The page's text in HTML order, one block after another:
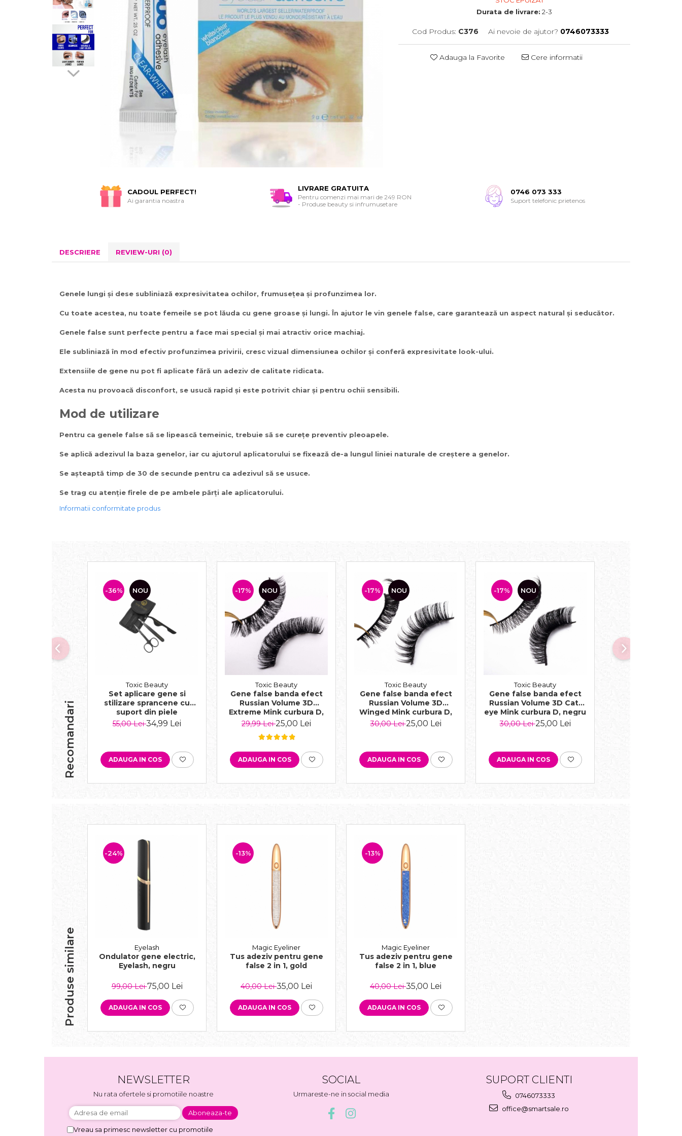
Durata de livrare: 2-3
Cod Produs: C376 Ai nevoie de ajutor? 0746073333
Adauga la Favorite Cere informatii
CADOUL PERFECT!
Ai garantia noastra
LIVRARE GRATUITA
Pentru comenzi mai mari de 249 RON
- Produse beauty si infrumusetare
0746 073 333
Suport telefonic prietenos
DESCRIERE REVIEW-URI (0)
Genele lungi și dese subliniază expresivitatea ochilor, frumusețea și profunzimea lor.
Cu toate acestea, nu toate femeile se pot lăuda cu gene groase și lungi. În ajutor le vin genele false, care garantează un aspect natural și seducător.
Genele false sunt perfecte pentru a face mai special și mai atractiv orice machiaj.
Ele subliniază în mod efectiv profunzimea privirii, cresc vizual dimensiunea ochilor și conferă expresivitate look-ului.
Extensiile de gene nu pot fi aplicate fără un adeziv de calitate ridicata.
Acesta nu provoacă disconfort, se usucă rapid și este potrivit chiar și pentru ochii sensibili.
Mod de utilizare
Pentru ca genele false să se lipească temeinic, trebuie să se curețe preventiv pleoapele.
Se aplică adezivul la baza genelor, iar cu ajutorul aplicatorului se fixează de-a lungul liniei naturale de creștere a genelor.
Se așteaptă timp de 30 de secunde pentru ca adezivul să se usuce.
Se trag cu atenție firele de pe ambele părți ale aplicatorului.
Informatii conformitate produs
Recomandari
-36% NOU
Toxic Beauty
Set aplicare gene si
stilizare sprancene cu
suport din piele
ecologica, negru
55,00 Lei34,99 Lei
ADAUGA IN COS
-17% NOU
Toxic Beauty
Gene false banda efect
Russian Volume 3D
Extreme Mink curbura D,
negru
29,99 Lei25,00 Lei
ADAUGA IN COS
-17% NOU
Toxic Beauty
Gene false banda efect
Russian Volume 3D
Winged Mink curbura D,
negru
30,00 Lei25,00 Lei
ADAUGA IN COS
-17% NOU
Toxic Beauty
Gene false banda efect
Russian Volume 3D Cat-
eye Mink curbura D, negru
30,00 Lei25,00 Lei
ADAUGA IN COS
Produse similare
-24%
Eyelash
Ondulator gene electric,
Eyelash, negru
99,00 Lei75,00 Lei
ADAUGA IN COS
-13%
Magic Eyeliner
Tus adeziv pentru gene
false 2 in 1, gold
40,00 Lei35,00 Lei
ADAUGA IN COS
-13%
Magic Eyeliner
Tus adeziv pentru gene
false 2 in 1, blue
40,00 Lei35,00 Lei
ADAUGA IN COS
NEWSLETTER
Nu rata ofertele si promotiile noastre
Vreau sa primesc newsletter cu promotiile
SOCIAL
Urmareste-ne in social media
SUPORT CLIENTI
0746073333
office@smartsale.ro